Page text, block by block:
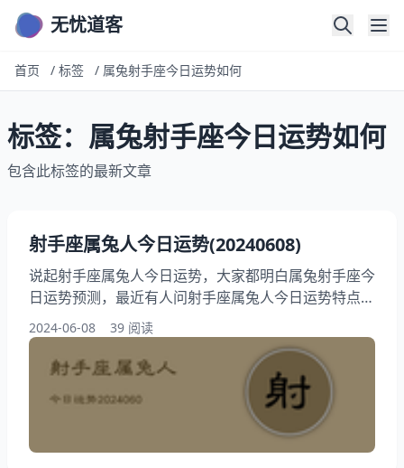
无忧道客
首页 / 标签 / 属兔射手座今日运势如何
标签：属兔射手座今日运势如何
包含此标签的最新文章
射手座属兔人今日运势(20240608)
说起射手座属兔人今日运势，大家都明白属兔射手座今
日运势预测，最近有人问射手座属兔人今日运势特点，
此外，还有朋友想问今日运势射手座属兔人分析，相信
您对于这个话题感兴趣，下面为你详解属兔射手座今日
运势如何，跟我一起来看看2024年06月08日射手座属
兔人今日运势详解吧！ 射手座2024年06月08日运势一
览表 今日项目 评分/详情/配对 综合运势：
★★★★☆（近乎巅峰，稍加打磨即可登顶） 事学业
2024-06-08 39 阅读